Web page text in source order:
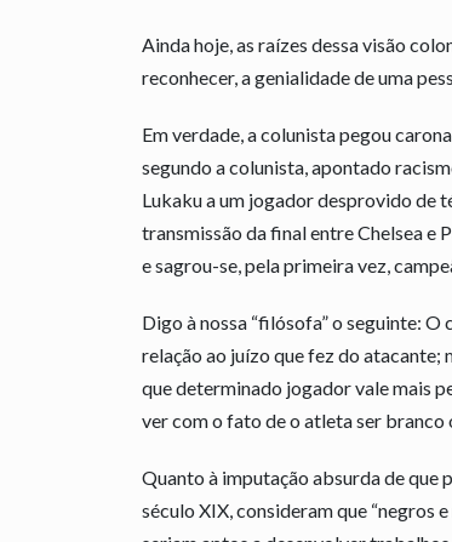
Ainda hoje, as raízes dessa visão
reconhecer, a genialidade de uma
Em verdade, a colunista pegou
segundo a colunista, apontado
Lukaku a um jogador desprovido de
transmissão da final entre Chelsea e
e sagrou-se, pela primeira vez,
Digo à nossa “filósofa” o seguinte:
relação ao juízo que fez do atacante;
que determinado jogador vale mais
ver com o fato de o atleta ser
Quanto à imputação absurda de que
século XIX, consideram que “negros